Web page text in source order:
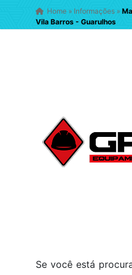
Home» Informações »
Vila Barros - Guarulhos
Se você está